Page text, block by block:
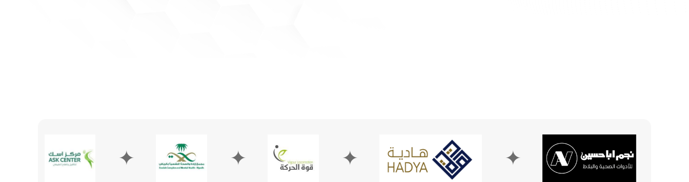
✦ ✦ ✦ ✦ ✦